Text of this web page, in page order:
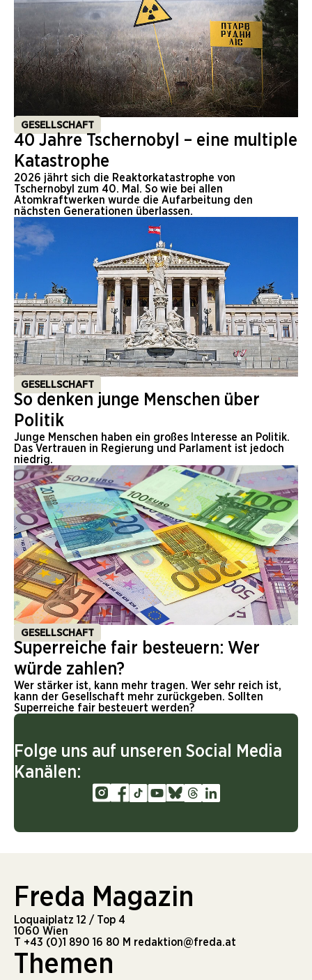
GESELLSCHAFT
40 Jahre Tschernobyl – eine multiple
Katastrophe
2026 jährt sich die Reaktorkatastrophe von
Tschernobyl zum 40. Mal. So wie bei allen
Atomkraftwerken wurde die Aufarbeitung den
nächsten Generationen überlassen.
GESELLSCHAFT
So denken junge Menschen über
Politik
Junge Menschen haben ein großes Interesse an Politik.
Das Vertrauen in Regierung und Parlament ist jedoch
niedrig.
GESELLSCHAFT
Superreiche fair besteuern: Wer
würde zahlen?
Wer stärker ist, kann mehr tragen. Wer sehr reich ist,
kann der Gesellschaft mehr zurückgeben. Sollten
Superreiche fair besteuert werden?
Folge uns auf unseren Social Media
Kanälen:
Freda Magazin
Loquaiplatz 12 / Top 4
1060 Wien
T +43 (0)1 890 16 80 M redaktion@freda.at
Themen